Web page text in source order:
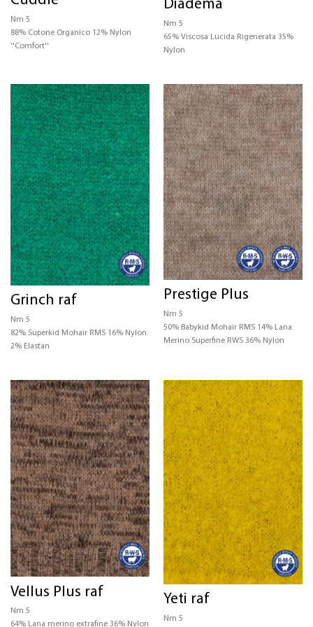
Nm 5
88% Cotone Organico 12% Nylon
''Comfort''
Diadema
Nm 5
65% Viscosa Lucida Rigenerata 35%
Nylon
Grinch raf
Nm 5
82% Superkid Mohair RMS 16% Nylon
2% Elastan
Prestige Plus
Nm 5
50% Babykid Mohair RMS 14% Lana
Merino Superfine RWS 36% Nylon
Vellus Plus raf
Nm 5
64% Lana merino extrafine 36% Nylon
Yeti raf
Nm 5